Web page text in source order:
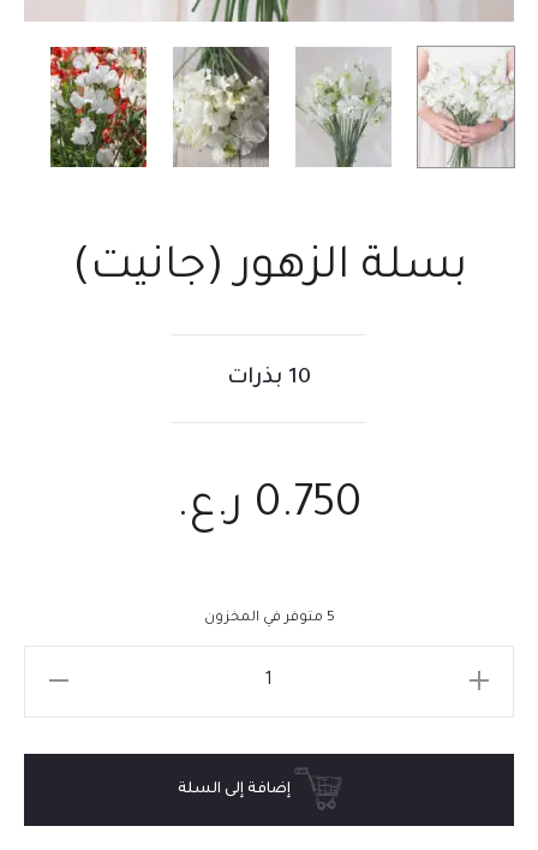
بسلة الزهور (جانيت)
10 بذرات
0.750 ر.ع.
5 متوفر في المخزون